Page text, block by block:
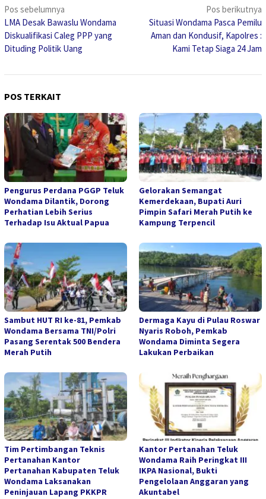
Navigasi
pos
Pos sebelumnya
LMA Desak Bawaslu Wondama
Diskualifikasi Caleg PPP yang
Dituding Politik Uang
Pos berikutnya
Situasi Wondama Pasca Pemilu
Aman dan Kondusif, Kapolres :
Kami Tetap Siaga 24 Jam
POS TERKAIT
Pengurus Perdana PGGP Teluk
Wondama Dilantik, Dorong
Perhatian Lebih Serius
Terhadap Isu Aktual Papua
Gelorakan Semangat
Kemerdekaan, Bupati Auri
Pimpin Safari Merah Putih ke
Kampung Terpencil
Sambut HUT RI ke-81, Pemkab
Wondama Bersama TNI/Polri
Pasang Serentak 500 Bendera
Merah Putih
Dermaga Kayu di Pulau Roswar
Nyaris Roboh, Pemkab
Wondama Diminta Segera
Lakukan Perbaikan
Tim Pertimbangan Teknis
Pertanahan Kantor
Pertanahan Kabupaten Teluk
Wondama Laksanakan
Peninjauan Lapang PKKPR
Kantor Pertanahan Teluk
Wondama Raih Peringkat III
IKPA Nasional, Bukti
Pengelolaan Anggaran yang
Akuntabel